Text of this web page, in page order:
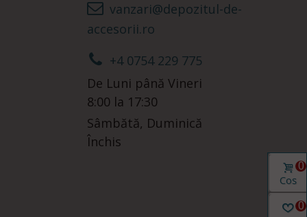
vanzari@depozitul-de-
accesorii.ro
+4 0754 229 775
De Luni până Vineri
8:00 la 17:30
Sâmbătă, Duminică
Închis
Coș
0
0